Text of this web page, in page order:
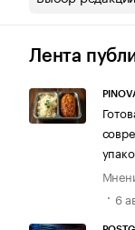
Лента
6